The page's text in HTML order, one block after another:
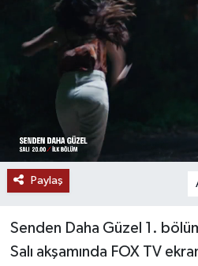
Paylaş
Senden Daha Güzel 1.
Salı akşamında FOX TV
EĞİTİM
BÖLGE
KEŞFET
POPÜLER
DÜNYA
MEDYA